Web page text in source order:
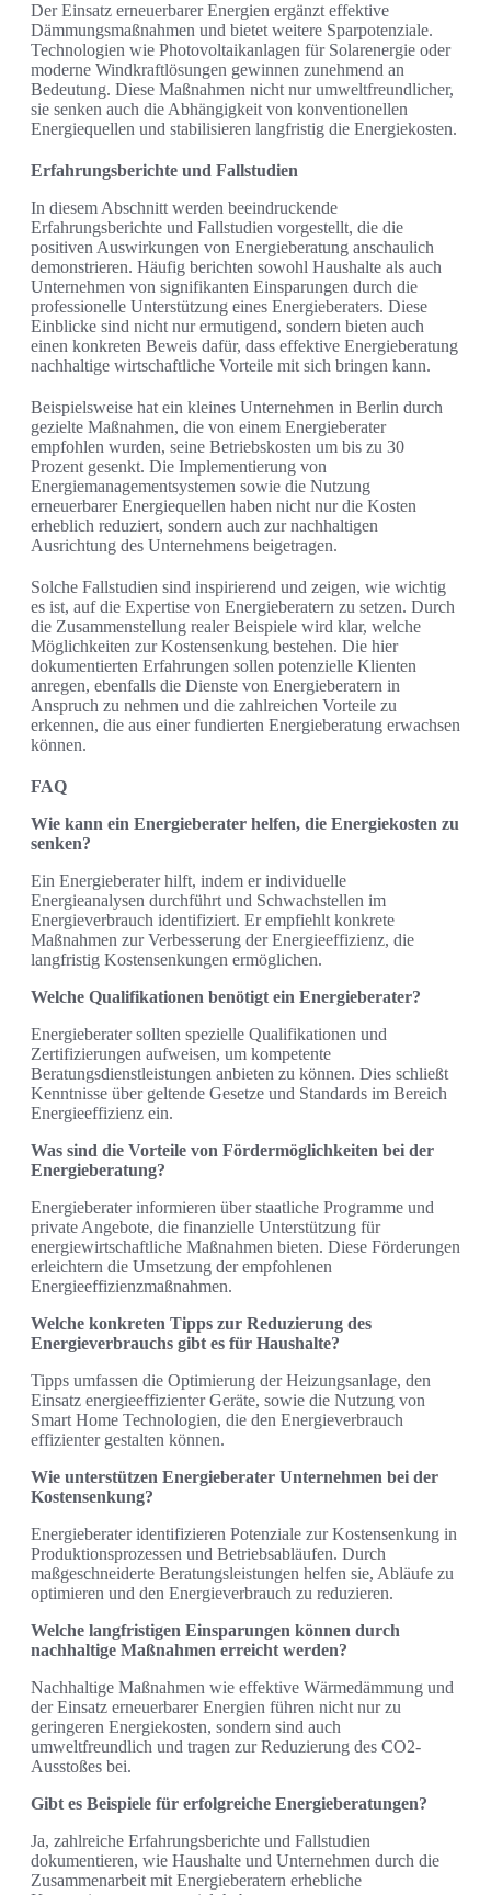
Der Einsatz erneuerbarer Energien ergänzt effektive
Dämmungsmaßnahmen und bietet weitere Sparpotenziale.
Technologien wie Photovoltaikanlagen für Solarenergie oder
moderne Windkraftlösungen gewinnen zunehmend an
Bedeutung. Diese Maßnahmen nicht nur umweltfreundlicher,
sie senken auch die Abhängigkeit von konventionellen
Energiequellen und stabilisieren langfristig die Energiekosten.
Erfahrungsberichte und Fallstudien
In diesem Abschnitt werden beeindruckende
Erfahrungsberichte und Fallstudien vorgestellt, die die
positiven Auswirkungen von Energieberatung anschaulich
demonstrieren. Häufig berichten sowohl Haushalte als auch
Unternehmen von signifikanten Einsparungen durch die
professionelle Unterstützung eines Energieberaters. Diese
Einblicke sind nicht nur ermutigend, sondern bieten auch
einen konkreten Beweis dafür, dass effektive Energieberatung
nachhaltige wirtschaftliche Vorteile mit sich bringen kann.
Beispielsweise hat ein kleines Unternehmen in Berlin durch
gezielte Maßnahmen, die von einem Energieberater
empfohlen wurden, seine Betriebskosten um bis zu 30
Prozent gesenkt. Die Implementierung von
Energiemanagementsystemen sowie die Nutzung
erneuerbarer Energiequellen haben nicht nur die Kosten
erheblich reduziert, sondern auch zur nachhaltigen
Ausrichtung des Unternehmens beigetragen.
Solche Fallstudien sind inspirierend und zeigen, wie wichtig
es ist, auf die Expertise von Energieberatern zu setzen. Durch
die Zusammenstellung realer Beispiele wird klar, welche
Möglichkeiten zur Kostensenkung bestehen. Die hier
dokumentierten Erfahrungen sollen potenzielle Klienten
anregen, ebenfalls die Dienste von Energieberatern in
Anspruch zu nehmen und die zahlreichen Vorteile zu
erkennen, die aus einer fundierten Energieberatung erwachsen
können.
FAQ
Wie kann ein Energieberater helfen, die Energiekosten zu
senken?
Ein Energieberater hilft, indem er individuelle
Energieanalysen durchführt und Schwachstellen im
Energieverbrauch identifiziert. Er empfiehlt konkrete
Maßnahmen zur Verbesserung der Energieeffizienz, die
langfristig Kostensenkungen ermöglichen.
Welche Qualifikationen benötigt ein Energieberater?
Energieberater sollten spezielle Qualifikationen und
Zertifizierungen aufweisen, um kompetente
Beratungsdienstleistungen anbieten zu können. Dies schließt
Kenntnisse über geltende Gesetze und Standards im Bereich
Energieeffizienz ein.
Was sind die Vorteile von Fördermöglichkeiten bei der
Energieberatung?
Energieberater informieren über staatliche Programme und
private Angebote, die finanzielle Unterstützung für
energiewirtschaftliche Maßnahmen bieten. Diese Förderungen
erleichtern die Umsetzung der empfohlenen
Energieeffizienzmaßnahmen.
Welche konkreten Tipps zur Reduzierung des
Energieverbrauchs gibt es für Haushalte?
Tipps umfassen die Optimierung der Heizungsanlage, den
Einsatz energieeffizienter Geräte, sowie die Nutzung von
Smart Home Technologien, die den Energieverbrauch
effizienter gestalten können.
Wie unterstützen Energieberater Unternehmen bei der
Kostensenkung?
Energieberater identifizieren Potenziale zur Kostensenkung in
Produktionsprozessen und Betriebsabläufen. Durch
maßgeschneiderte Beratungsleistungen helfen sie, Abläufe zu
optimieren und den Energieverbrauch zu reduzieren.
Welche langfristigen Einsparungen können durch
nachhaltige Maßnahmen erreicht werden?
Nachhaltige Maßnahmen wie effektive Wärmedämmung und
der Einsatz erneuerbarer Energien führen nicht nur zu
geringeren Energiekosten, sondern sind auch
umweltfreundlich und tragen zur Reduzierung des CO2-
Ausstoßes bei.
Gibt es Beispiele für erfolgreiche Energieberatungen?
Ja, zahlreiche Erfahrungsberichte und Fallstudien
dokumentieren, wie Haushalte und Unternehmen durch die
Zusammenarbeit mit Energieberatern erhebliche